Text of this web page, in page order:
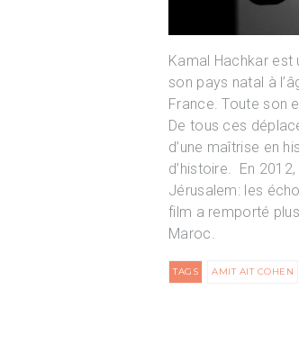
Kamal Hachkar
son pays natal à
France. Toute son
De tous ces
d’une maîtrise en
d’histoire. En
Jérusalem: les
film a remporté
Maroc.
TAGS AMIT AIT COHEN